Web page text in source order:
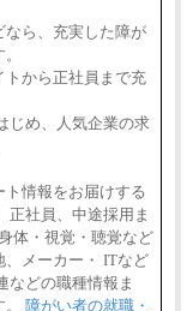
なら、充実した障が
トから正社員まで充
じめ、人気企業の求
ト情報をお届けする
正社員、中途採用ま
体・視覚・聴覚など
、メーカー・ ITなど
などの職種情報ま
障がい者の就職・